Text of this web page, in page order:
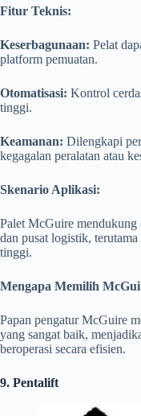
Fitur Teknis:
Keserbagunaan: Pelat
platform pemuatan.
Otomatisasi: Kontrol
tinggi.
Keamanan: Dilengkapi
kegagalan peralatan atau
Skenario Aplikasi:
Palet McGuire mendukung
dan pusat logistik,
tinggi.
Mengapa Memilih
Papan pengatur McGuire
yang sangat baik,
beroperasi secara efisien.
9. Pentalift